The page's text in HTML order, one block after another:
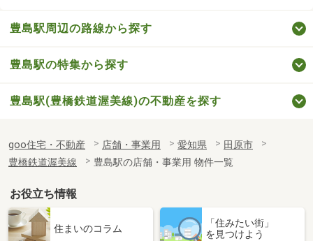
豊島駅周辺の路線から探す
豊島駅の特集から探す
豊島駅(豊橋鉄道渥美線)の不動産を探す
goo住宅・不動産 店舗・事業用 愛知県
田原市
豊橋鉄道渥美線
豊島駅の店舗・事業用 物件一覧
お役立ち情報
住まいのコラム
「住みたい街」
を見つけよう